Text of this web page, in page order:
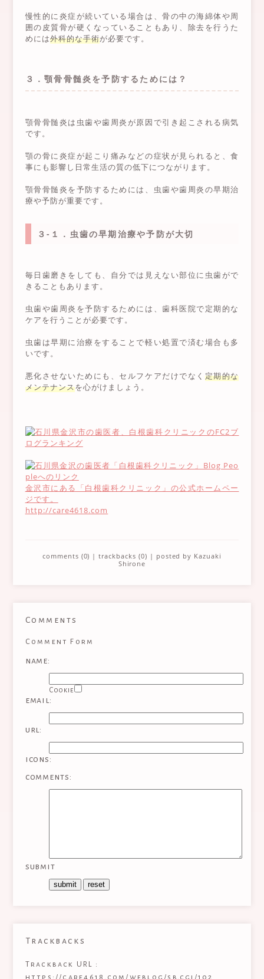
慢性的に炎症が続いている場合は、骨の中の海綿体や周
囲の皮質骨が硬くなっていることもあり、除去を行うた
めには外科的な手術が必要です。
３．顎骨骨髄炎を予防するためには？
顎骨骨髄炎は虫歯や歯周炎が原因で引き起こされる病気
です。
顎の骨に炎症が起こり痛みなどの症状が見られると、食
事にも影響し日常生活の質の低下につながります。
顎骨骨髄炎を予防するためには、虫歯や歯周炎の早期治
療や予防が重要です。
３-１．虫歯の早期治療や予防が大切
毎日歯磨きをしても、自分では見えない部位に虫歯がで
きることもあります。
虫歯や歯周炎を予防するためには、歯科医院で定期的な
ケアを行うことが必要です。
虫歯は早期に治療をすることで軽い処置で済む場合も多
いです。
悪化させないためにも、セルフケアだけでなく 定期的な
メンテナンスを心がけましょう。
金沢市にある「白根歯科クリニック」の公式ホームペー
ジです。
http://care4618.com
comments (0) |trackbacks (0) | posted by Kazuaki
Shirone
Comments
Comment Form
name:
Cookie
email:
url:
icons:
comments:
submit
Trackbacks
Trackback URL :
https://care4618.com/weblog/sb.cgi/102